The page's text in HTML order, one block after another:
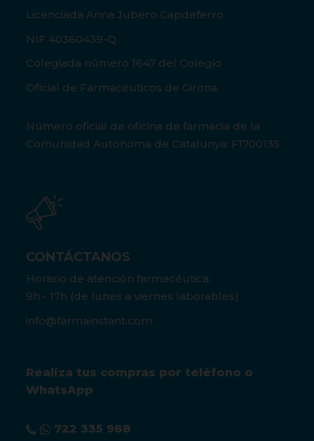
Licenciada Anna Jubero Capdeferro
NIF 40360439-Q
Colegiada número 1647 del Colegio
Oficial de Farmacéuticos de Girona.
Número oficial de oficina de farmacia de la
Comunidad Autónoma de Catalunya: F1700135
CONTÁCTANOS
Horario de atención farmacéutica:
9h - 17h (de lunes a viernes laborables)
info@farmainstant.com
Realiza tus compras por teléfono o
WhatsApp
722 335 988